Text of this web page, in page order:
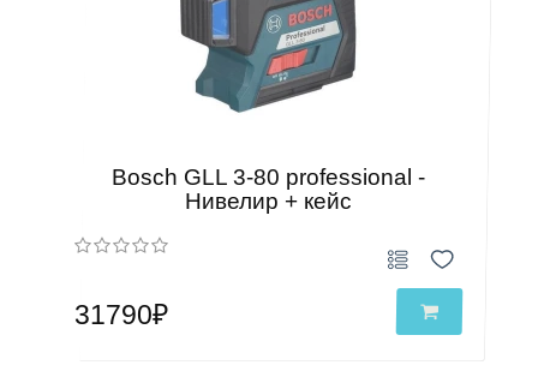
Bosch GLL 3-80 professional -
Нивелир + кейс
31790₽